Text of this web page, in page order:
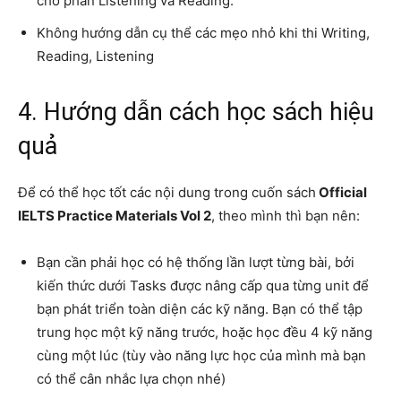
Không hướng dẫn cụ thể các mẹo nhỏ khi thi Writing,
Reading, Listening
4. Hướng dẫn cách học sách hiệu
quả
Để có thể học tốt các nội dung trong cuốn sách Official
IELTS Practice Materials Vol 2, theo mình thì bạn nên:
Bạn cần phải học có hệ thống lần lượt từng bài, bởi
kiến thức dưới Tasks được nâng cấp qua từng unit để
bạn phát triển toàn diện các kỹ năng. Bạn có thể tập
trung học một kỹ năng trước, hoặc học đều 4 kỹ năng
cùng một lúc (tùy vào năng lực học của mình mà bạn
có thể cân nhắc lựa chọn nhé)